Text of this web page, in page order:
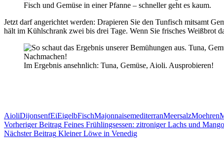
Fisch und Gemüse in einer Pfanne – schneller geht es kaum.
Jetzt darf angerichtet werden: Drapieren Sie den Tunfisch mitsamt
hält im Kühlschrank zwei bis drei Tage. Wenn Sie frisches Weißbrot
Im Ergebnis ansehnlich: Tuna, Gemüse, Aioli. Ausprobieren!
AioliDijonsenfEiEigelbFischMajonnaisemediterranMeersalzMoehren
Beitragsnavigation
Vorheriger Beitrag Feines Frühlingsessen: zitroniger Lachs und
Nächster Beitrag Kleiner Löwe in Venedig